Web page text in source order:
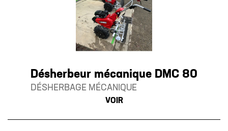
Désherbeur mécanique DMC 80
DÉSHERBAGE MÉCANIQUE
VOIR